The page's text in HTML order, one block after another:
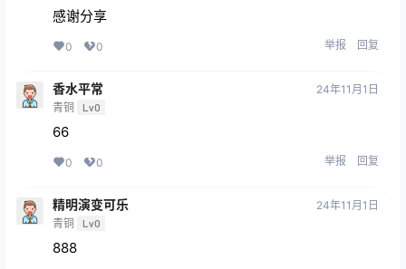
感谢分享
0 0 举报 回复
香水平常
青铜 Lv0
24年11月1日
66
0 0 举报 回复
精明演变可乐
青铜 Lv0
24年11月1日
888